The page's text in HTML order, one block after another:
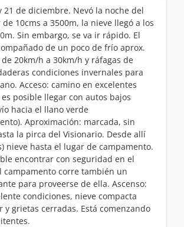
21 de diciembre. Nevó la noche del
10cms a 3500m, la nieve llegó a los
Sin embargo, se va ir rápido. El
de un poco de frío aprox.
de 20km/h a 30km/h y ráfagas de
condiciones invernales para
Acceso: camino en excelentes
posible llegar con autos bajos
hacia el llano verde
Aproximación: marcada, sin
la pirca del Visionario. Desde allí
nieve hasta el lugar de campamento.
encontrar con seguridad en el
campamento corre también un
para proveerse de ella. Ascenso:
condiciones, nieve compacta
y grietas cerradas. Está comenzando